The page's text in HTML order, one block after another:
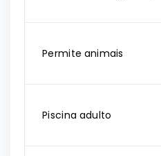
Permite animais
Piscina adulto